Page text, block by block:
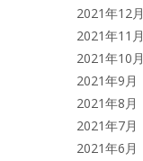
2021年12月
2021年11月
2021年10月
2021年9月
2021年8月
2021年7月
2021年6月